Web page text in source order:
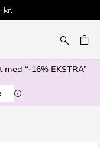
kr.
“-16% EKSTRA”